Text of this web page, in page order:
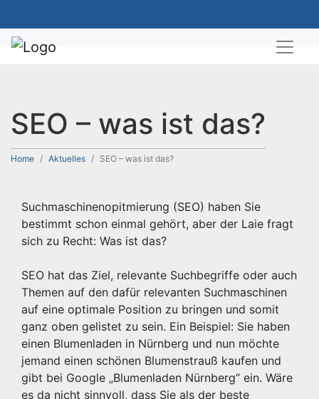
SEO – was ist das?
Home Aktuelles SEO – was ist das?
Suchmaschinenopitmierung (SEO) haben Sie
bestimmt schon einmal gehört, aber der Laie fragt
sich zu Recht: Was ist das?
SEO hat das Ziel, relevante Suchbegriffe oder auch
Themen auf den dafür relevanten Suchmaschinen
auf eine optimale Position zu bringen und somit
ganz oben gelistet zu sein. Ein Beispiel: Sie haben
einen Blumenladen in Nürnberg und nun möchte
jemand einen schönen Blumenstrauß kaufen und
gibt bei Google „Blumenladen Nürnberg“ ein. Wäre
es da nicht sinnvoll, dass Sie als der beste